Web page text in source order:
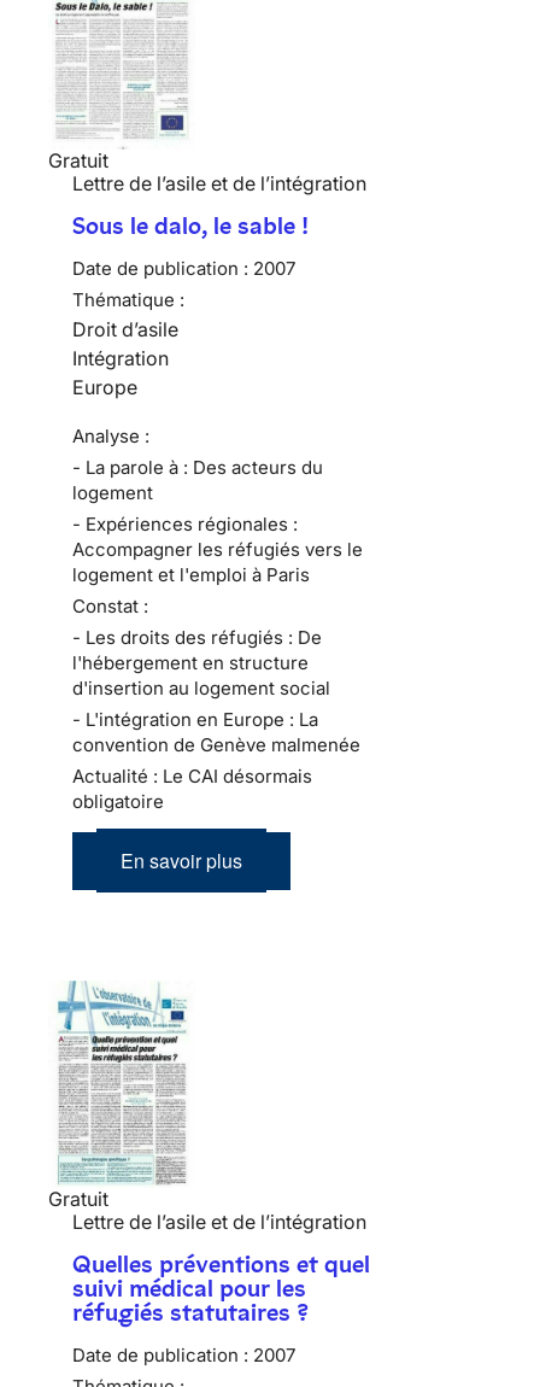
Gratuit
Lettre de l’asile et de l’intégration
Sous le dalo, le sable !
Date de publication : 2007
Thématique :
Droit d’asile
Intégration
Europe
Analyse :
- La parole à : Des acteurs du
logement
- Expériences régionales :
Accompagner les réfugiés vers le
logement et l'emploi à Paris
Constat :
- Les droits des réfugiés : De
l'hébergement en structure
d'insertion au logement social
- L'intégration en Europe : La
convention de Genève malmenée
Actualité : Le CAI désormais
obligatoire
En savoir plus
Gratuit
Lettre de l’asile et de l’intégration
Quelles préventions et quel
suivi médical pour les
réfugiés statutaires ?
Date de publication : 2007